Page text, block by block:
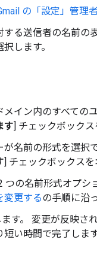
の「設定」管理
する送信者の名前の
します。
メイン内のすべての
す] チェックボックス
が名前の形式を選択
] チェックボックスを
つの名前形式オプシ
変更するの手順に沿
す。 変更が反映さ
い時間で完了します